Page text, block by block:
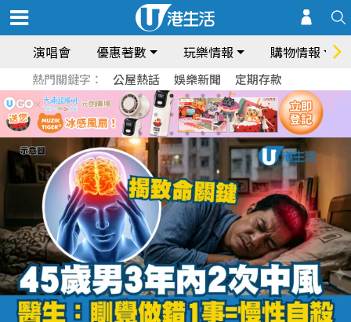
演唱會 優惠著數 玩樂情報 購物情報
熱門關鍵字： 公屋熱話 娛樂新聞 定期存款